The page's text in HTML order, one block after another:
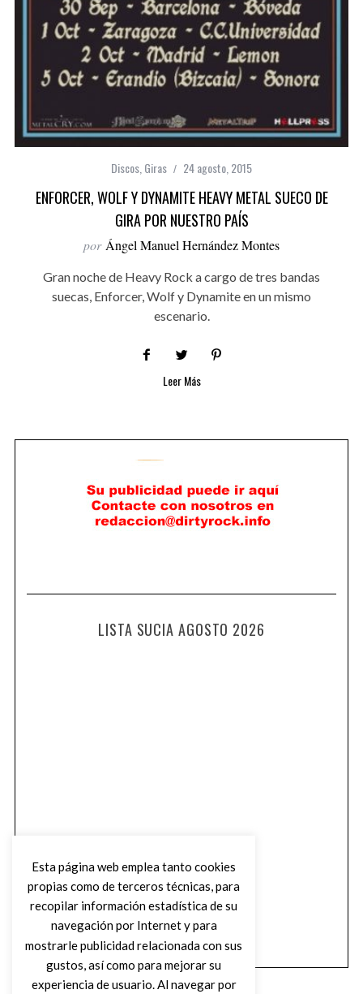
Discos Giras 24 agosto, 2015
ENFORCER, WOLF Y DYNAMITE HEAVY METAL SUECO DE
GIRA POR NUESTRO PAÍS
por Ángel Manuel Hernández Montes
Gran noche de Heavy Rock a cargo de tres bandas
suecas, Enforcer, Wolf y Dynamite en un mismo
escenario.
Leer Más
LISTA SUCIA AGOSTO 2026
Esta página web emplea tanto cookies
propias como de terceros técnicas, para
recopilar información estadística de su
navegación por Internet y para
mostrarle publicidad relacionada con sus
gustos, así como para mejorar su
experiencia de usuario. Al navegar por